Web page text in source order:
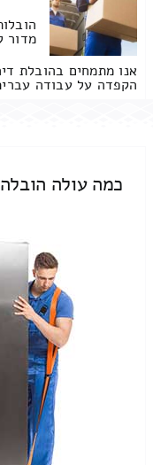
מדור
אנו מתמחים בהובלת
הקפדה על עבודה
כמה עולה